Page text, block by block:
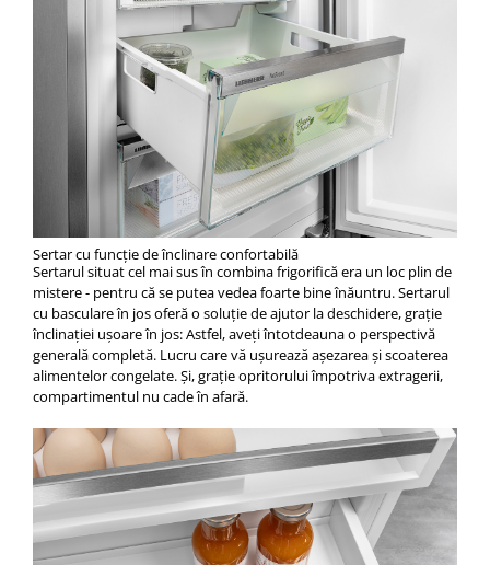
Sertar cu funcție de înclinare confortabilă
Sertarul situat cel mai sus în combina frigorifică era un loc plin de
mistere - pentru că se putea vedea foarte bine înăuntru. Sertarul
cu basculare în jos oferă o soluţie de ajutor la deschidere, graţie
înclinaţiei uşoare în jos: Astfel, aveţi întotdeauna o perspectivă
generală completă. Lucru care vă uşurează aşezarea şi scoaterea
alimentelor congelate. Şi, graţie opritorului împotriva extragerii,
compartimentul nu cade în afară.